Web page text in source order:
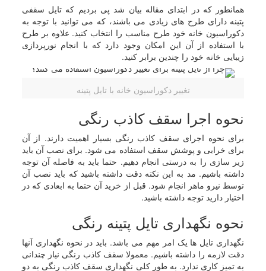
همانطور که در ابتدای مقاله بیان شد پی بردیم که تایل سقفی
پتینه دارای طرح های زیادی می باشند، که می توانید با توجه به
دکوراسیون خانه خود طرح مناسب را انتخاب کنید. علاوه بر طرح
با استفاده از آن این امکان وجود دارد که با انجام نورپردازی
زیبایی خانه خود را چندین برابر کنید.
تغییر دکوراسیون خانه با تایل پتینه
نحوه اجرا سقف کاذب رنگی
برای نحوه اجرای سقف کاذب رنگی بسیار اهمیت دارند. از آن
برای خرابی و پوشش سقف استفاده می شود. برای نصب آن باید
زیر سازی را به درستی انجام دهیم. حتما باید به فاصله آن توجه
داشته باشیم. مد به این نکته دقت داشته باشید که باید نصب آن
توسط نیرو ماهر انجام شود. قبل از خرید آن حتما به ابعادی که در
اختیار دارید توجه داشته باشید.
نحوه نگهداری تایل پتینه رنگی
نگهداری تایل ها یک امر مهم می باشد. باید در نحوه نگهداری آنها
دقت لازمه را داشته باشیم. معمولا سقف کاذب رنگی نیاز چندانی
به تمیز کاری ندارد. به طور کلی نگهداری سقف کاذب رنگی به دو